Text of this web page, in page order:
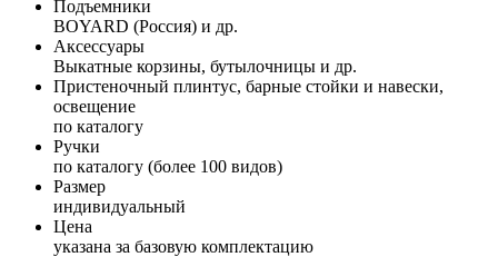
Подъемники
BOYARD (Россия) и др.
Аксессуары
Выкатные корзины, бутылочницы и др.
Пристеночный плинтус, барные стойки и навески,
освещение
по каталогу
Ручки
по каталогу (более 100 видов)
Размер
индивидуальный
Цена
указана за базовую комплектацию